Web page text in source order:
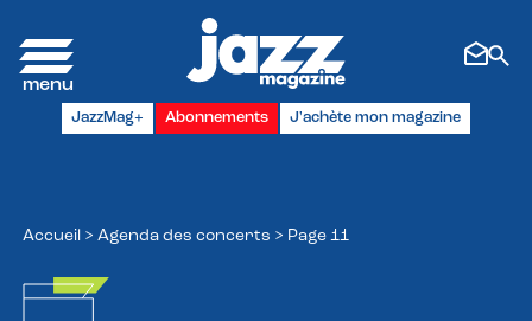
JazzMag+ Abonnements J'achète mon magazine
Accueil > Agenda des concerts > Page 11